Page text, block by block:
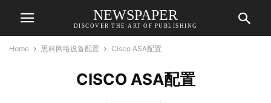
NEWSPAPER
DISCOVER THE ART OF PUBLISHING
Home 思科网络设备配置 Cisco ASA配置
CISCO ASA配置